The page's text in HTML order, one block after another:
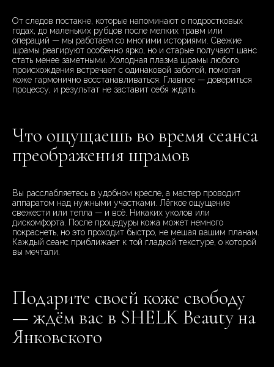
От следов постакне, которые напоминают о подростковых
годах, до маленьких рубцов после мелких травм или
операций — мы работаем со многими историями. Свежие
шрамы реагируют особенно ярко, но и старые получают шанс
стать менее заметными. Холодная плазма шрамы любого
происхождения встречает с одинаковой заботой, помогая
коже гармонично восстанавливаться. Главное — довериться
процессу, и результат не заставит себя ждать.
Что ощущаешь во время сеанса
преображения шрамов
Вы расслабляетесь в удобном кресле, а мастер проводит
аппаратом над нужными участками. Лёгкое ощущение
свежести или тепла — и всё. Никаких уколов или
дискомфорта. После процедуры кожа может немного
покраснеть, но это проходит быстро, не мешая вашим планам.
Каждый сеанс приближает к той гладкой текстуре, о которой
вы мечтали.
Подарите своей коже свободу
— ждём вас в SHELK Beauty на
Янковского